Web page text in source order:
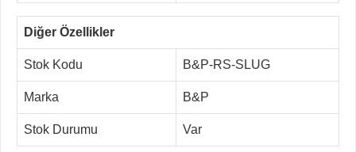
Diğer Özellikler
Stok Kodu B&P-RS-SLUG
Marka B&P
Stok Durumu Var